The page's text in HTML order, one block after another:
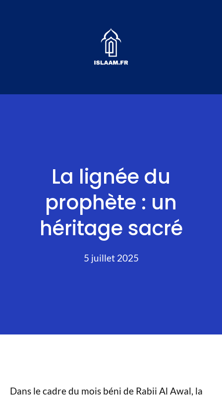
La lignée du
prophète : un
héritage sacré
5 juillet 2025
Dans le cadre du mois béni de Rabii Al Awal, la